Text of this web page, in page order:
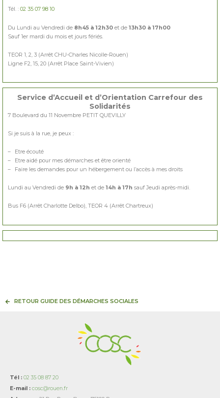
Tél. : 02 35 07 98 10
Du Lundi au Vendredi de 8h45 à 12h30 et de 13h30 à 17h00
Sauf 1er mardi du mois et jours fériés.
TEOR 1, 2, 3 (Arrêt CHU-Charles Nicolle-Rouen)
Ligne F2, 15, 20 (Arrêt Place Saint-Vivien)
Service d’Accueil et d’Orientation Carrefour des
Solidarités
7 Boulevard du 11 Novembre PETIT QUEVILLY
Si je suis à la rue, je peux :
– Etre écouté
– Etre aidé pour mes démarches et être orienté
– Faire les demandes pour un hébergement ou l’accès à mes droits
Lundi au Vendredi de 9h à 12h et de 14h à 17h sauf Jeudi après-midi.
Bus F6 (Arrêt Charlotte Delbo), TEOR 4 (Arrêt Chartreux)
RETOUR GUIDE DES DÉMARCHES SOCIALES
Tél : 02 35 08 87 20
E-mail : cosc@rouen.fr